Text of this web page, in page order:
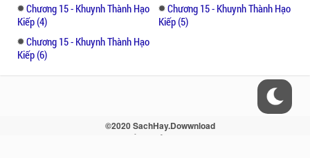
Chương 15 - Khuynh Thành Hạo
Kiếp (4)
Chương 15 - Khuynh Thành Hạo
Kiếp (5)
Chương 15 - Khuynh Thành Hạo
Kiếp (6)
©2020 SachHay.Dowwnload
Liên hệ - Điều khoản - Sitemap - RSS